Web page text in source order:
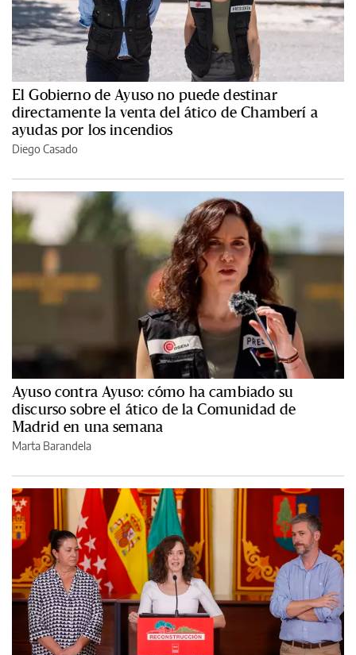
El Gobierno de Ayuso no puede destinar
directamente la venta del ático de Chamberí a
ayudas por los incendios
Diego Casado
Ayuso contra Ayuso: cómo ha cambiado su
discurso sobre el ático de la Comunidad de
Madrid en una semana
Marta Barandela